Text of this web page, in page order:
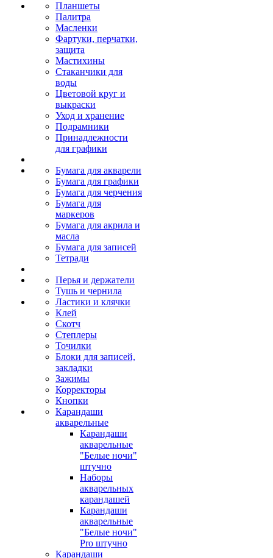
Планшеты
Палитра
Масленки
Фартуки, перчатки,
защита
Мастихины
Стаканчики для
воды
Цветовой круг и
выкраски
Уход и хранение
Подрамники
Принадлежности
для графики
Бумага для акварели
Бумага для графики
Бумага для черчения
Бумага для
маркеров
Бумага для акрила и
масла
Бумага для записей
Тетради
Перья и держатели
Тушь и чернила
Ластики и клячки
Клей
Скотч
Степлеры
Точилки
Блоки для записей,
закладки
Зажимы
Корректоры
Кнопки
Карандаши
акварельные
Карандаши
акварельные
"Белые ночи"
штучно
Наборы
акварельных
карандашей
Карандаши
акварельные
"Белые ночи"
Pro штучно
Карандаши